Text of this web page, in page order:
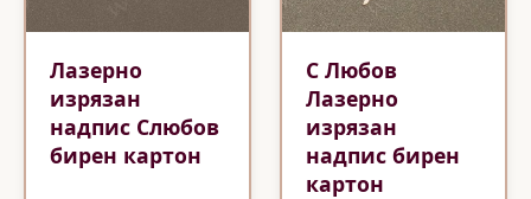
Лазерно
изрязан
надпис Слюбов
бирен картон
С Любов
Лазерно
изрязан
надпис бирен
картон